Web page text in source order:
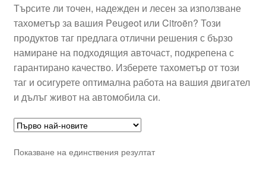
Търсите ли точен, надежден и лесен за използване
тахометър за вашия Peugeot или Citroën? Този
продуктов таг предлага отлични решения с бързо
намиране на подходящия авточаст, подкрепена с
гарантирано качество. Изберете тахометър от този
таг и осигурете оптимална работа на вашия двигател
и дълъг живот на автомобила си.
Показване на единствения резултат